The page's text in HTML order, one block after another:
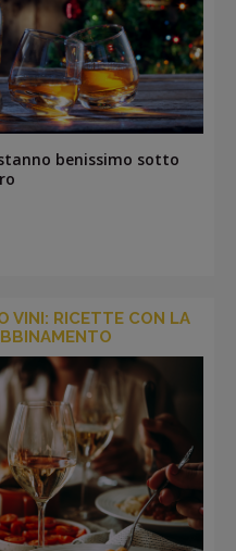
benissimo sotto
VINI: RICETTE CON LA